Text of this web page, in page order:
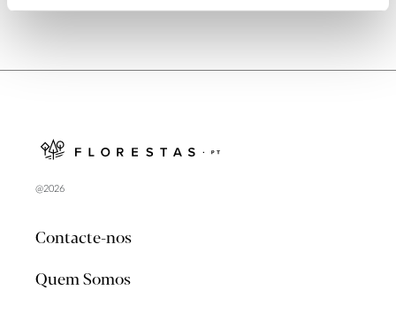
@2026
Contacte-nos
Quem Somos